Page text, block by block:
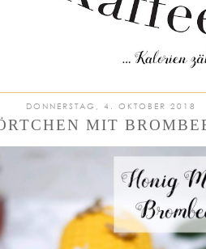
DONNERSTAG, 4. OKTOBER 2018
MIT